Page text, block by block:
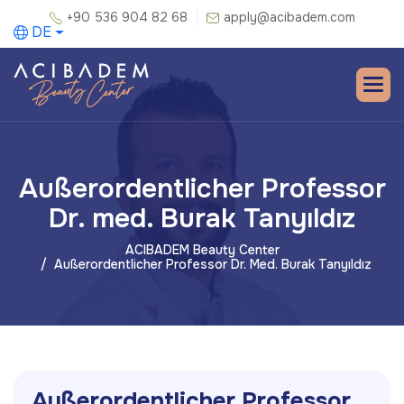
+90 536 904 82 68 apply@acibadem.com
DE
Außerordentlicher Professor
Dr. med. Burak Tanyıldız
ACIBADEM Beauty Center
Außerordentlicher Professor Dr. Med. Burak Tanyıldız